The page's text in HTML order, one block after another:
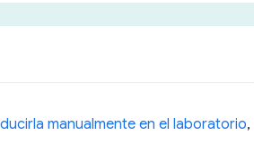
manualmente en el laboratorio,